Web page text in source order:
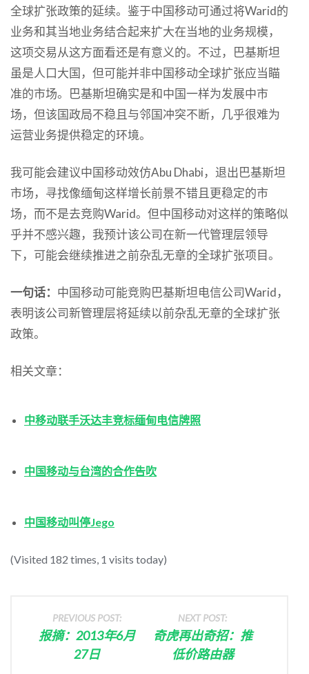
全球扩张政策的延续。鉴于中国移动可通过将Warid的
业务和其当地业务结合起来扩大在当地的业务规模，
这项交易从这方面看还是有意义的。不过，巴基斯坦
虽是人口大国，但可能并非中国移动全球扩张应当瞄
准的市场。巴基斯坦确实是和中国一样为发展中市
场，但该国政局不稳且与邻国冲突不断，几乎很难为
运营业务提供稳定的环境。
我可能会建议中国移动效仿Abu Dhabi，退出巴基斯坦
市场，寻找像缅甸这样增长前景不错且更稳定的市
场，而不是去竞购Warid。但中国移动对这样的策略似
乎并不感兴趣，我预计该公司在新一代管理层领导
下，可能会继续推进之前杂乱无章的全球扩张项目。
一句话： 中国移动可能竞购巴基斯坦电信公司Warid，
表明该公司新管理层将延续以前杂乱无章的全球扩张
政策。
相关文章：
中移动联手沃达丰竞标缅甸电信牌照
中国移动与台湾的合作告吹
中国移动叫停Jego
(Visited 182 times, 1 visits today)
PREVIOUS POST:
报摘：2013年6月
27日
NEXT POST:
奇虎再出奇招：推
低价路由器